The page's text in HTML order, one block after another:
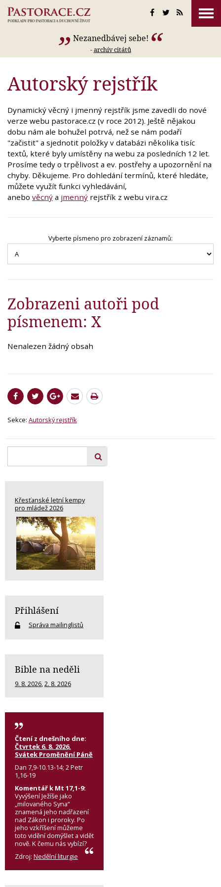
Nezanedbávej sebe!
-archív citátů
Autorský rejstřík
Dynamický věcný i jmenný rejstřík jsme zavedli do nové
verze webu pastorace.cz (v roce 2012). Ještě nějakou
dobu nám ale bohužel potrvá, než se nám podaří
"začistit" a sjednotit položky v databázi několika tisíc
textů, které byly umístěny na webu za posledních 12 let.
Prosíme tedy o trpělivost a ev. postřehy a upozornění na
chyby. Děkujeme. Pro dohledání termínů, které hledáte,
můžete využít funkci vyhledávání,
anebo věcný a jmenný rejstřík z webu vira.cz
Vyberte písmeno pro zobrazení záznamů:
Zobrazeni autoři pod
písmenem: X
Nenalezen žádný obsah
Sekce: Autorský rejstřík
Křesťanské letní kempy
pro mládež 2026
Přihlášení
Správa mailinglistů
Bible na neděli
9. 8. 2026,2. 8. 2026
Čtení z dnešního dne:
Čtvrtek 6. 8. 2026,
Svátek Proměnění Páně
Dan 7,9-10.13-14; 2 Petr
1,16-19
Komentář k Mt 17,1-9:
Vyvýšení Ježíše jako
„milovaného Syna“
znamená jeho nadřazení
nad Zákon i proroky. Po
jeho vzkříšení můžeme
toto vidění domýšlet a vidět
nově. K čemu nás vybízí?
Zdroj: Nedělní liturgie